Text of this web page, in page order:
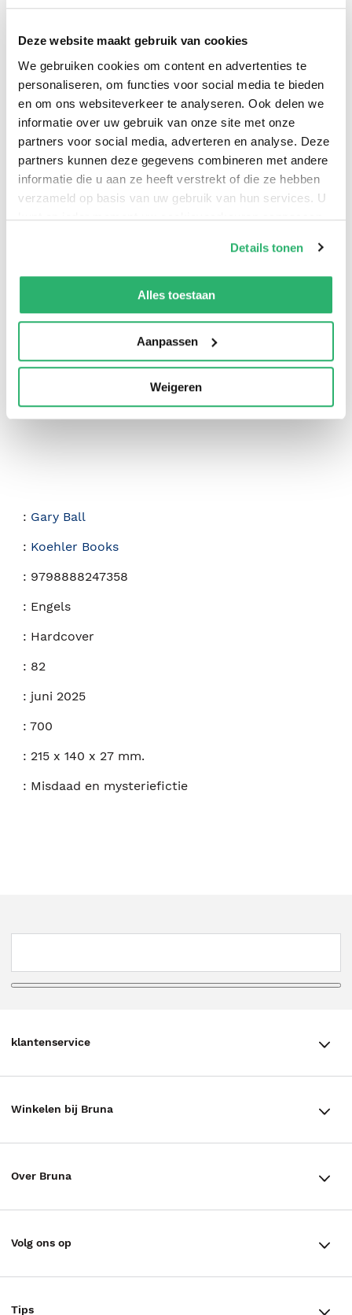
Deze website maakt gebruik van cookies
We gebruiken cookies om content en advertenties te
personaliseren, om functies voor social media te bieden
en om ons websiteverkeer te analyseren. Ook delen we
informatie over uw gebruik van onze site met onze
partners voor social media, adverteren en analyse. Deze
partners kunnen deze gegevens combineren met andere
informatie die u aan ze heeft verstrekt of die ze hebben
verzameld op basis van uw gebruik van hun services. U
kunt op ieder moment uw cookievoorkeuren aanpassen
We werken samen met42 derdendie uw gegevens
kunnen ontvangen en verwerken.
Details tonen
Alles toestaan
Aanpassen
Weigeren
Gary Ball.
0 |0
: Gary Ball
: Koehler Books
: 9798888247358
: Engels
: Hardcover
: 82
: juni 2025
: 700
: 215 x 140 x 27 mm.
: Misdaad en mysteriefictie
klantenservice
Annuleren & Retourneren
Veelgestelde vragen
Winkelen bij Bruna
Staatsloterij
Over Bruna
Volg ons op
Tips